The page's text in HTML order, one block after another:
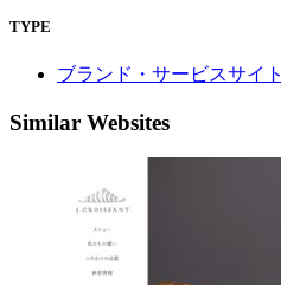
TYPE
ブランド・サービスサイト
Similar Websites